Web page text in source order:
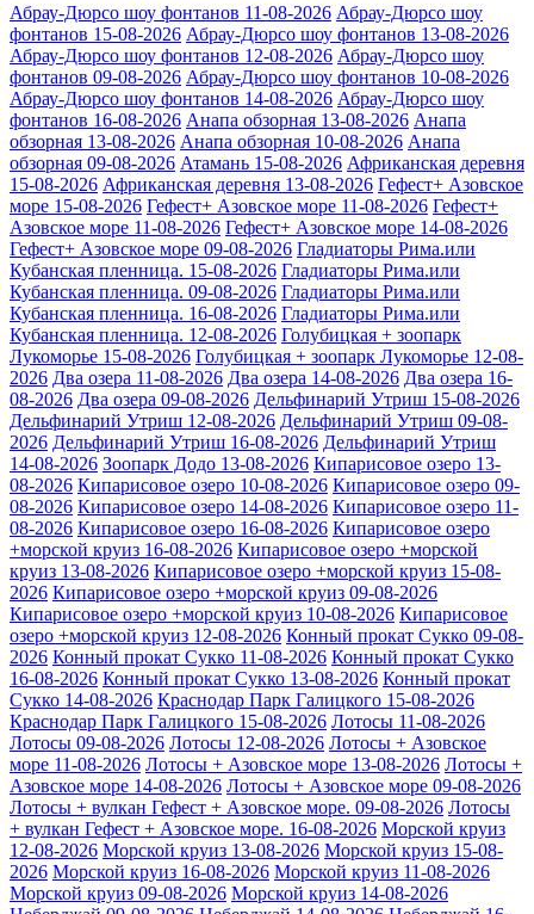
Абрау-Дюрсо шоу фонтанов 11-08-2026 Абрау-Дюрсо шоу
фонтанов 15-08-2026 Абрау-Дюрсо шоу фонтанов 13-08-2026
Абрау-Дюрсо шоу фонтанов 12-08-2026 Абрау-Дюрсо шоу
фонтанов 09-08-2026 Абрау-Дюрсо шоу фонтанов 10-08-2026
Абрау-Дюрсо шоу фонтанов 14-08-2026 Абрау-Дюрсо шоу
фонтанов 16-08-2026 Анапа обзорная 13-08-2026 Анапа
обзорная 13-08-2026 Анапа обзорная 10-08-2026 Анапа
обзорная 09-08-2026 Атамань 15-08-2026 Африканская деревня
15-08-2026 Африканская деревня 13-08-2026 Гефест+ Азовское
море 15-08-2026 Гефест+ Азовское море 11-08-2026 Гефест+
Азовское море 11-08-2026 Гефест+ Азовское море 14-08-2026
Гефест+ Азовское море 09-08-2026 Гладиаторы Рима.или
Кубанская пленница. 15-08-2026 Гладиаторы Рима.или
Кубанская пленница. 09-08-2026 Гладиаторы Рима.или
Кубанская пленница. 16-08-2026 Гладиаторы Рима.или
Кубанская пленница. 12-08-2026 Голубицкая + зоопарк
Лукоморье 15-08-2026 Голубицкая + зоопарк Лукоморье 12-08-
2026 Два озера 11-08-2026 Два озера 14-08-2026 Два озера 16-
08-2026 Два озера 09-08-2026 Дельфинарий Утриш 15-08-2026
Дельфинарий Утриш 12-08-2026 Дельфинарий Утриш 09-08-
2026 Дельфинарий Утриш 16-08-2026 Дельфинарий Утриш
14-08-2026 Зоопарк Додо 13-08-2026 Кипарисовое озеро 13-
08-2026 Кипарисовое озеро 10-08-2026 Кипарисовое озеро 09-
08-2026 Кипарисовое озеро 14-08-2026 Кипарисовое озеро 11-
08-2026 Кипарисовое озеро 16-08-2026 Кипарисовое озеро
+морской круиз 16-08-2026 Кипарисовое озеро +морской
круиз 13-08-2026 Кипарисовое озеро +морской круиз 15-08-
2026 Кипарисовое озеро +морской круиз 09-08-2026
Кипарисовое озеро +морской круиз 10-08-2026 Кипарисовое
озеро +морской круиз 12-08-2026 Конный прокат Сукко 09-08-
2026 Конный прокат Сукко 11-08-2026 Конный прокат Сукко
16-08-2026 Конный прокат Сукко 13-08-2026 Конный прокат
Сукко 14-08-2026 Краснодар Парк Галицкого 15-08-2026
Краснодар Парк Галицкого 15-08-2026 Лотосы 11-08-2026
Лотосы 09-08-2026 Лотосы 12-08-2026 Лотосы + Азовское
море 11-08-2026 Лотосы + Азовское море 13-08-2026 Лотосы +
Азовское море 14-08-2026 Лотосы + Азовское море 09-08-2026
Лотосы + вулкан Гефест + Азовское море. 09-08-2026 Лотосы
+ вулкан Гефест + Азовское море. 16-08-2026 Морской круиз
12-08-2026 Морской круиз 13-08-2026 Морской круиз 15-08-
2026 Морской круиз 16-08-2026 Морской круиз 11-08-2026
Морской круиз 09-08-2026 Морской круиз 14-08-2026